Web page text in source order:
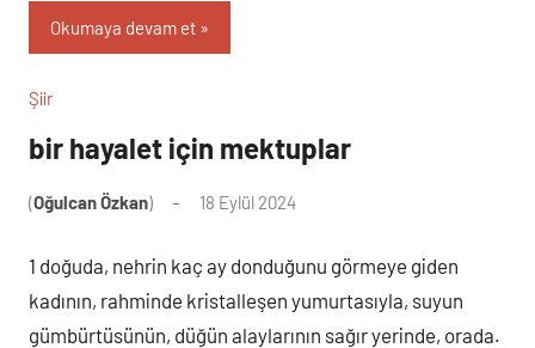
Okumaya devam et
Şiir
bir hayalet için mektuplar
(Oğulcan Özkan) 18 Eylül 2024
1 doğuda, nehrin kaç ay donduğunu görmeye giden
kadının, rahminde kristalleşen yumurtasıyla, suyun
gümbürtüsünün, düğün alaylarının sağır yerinde, orada.